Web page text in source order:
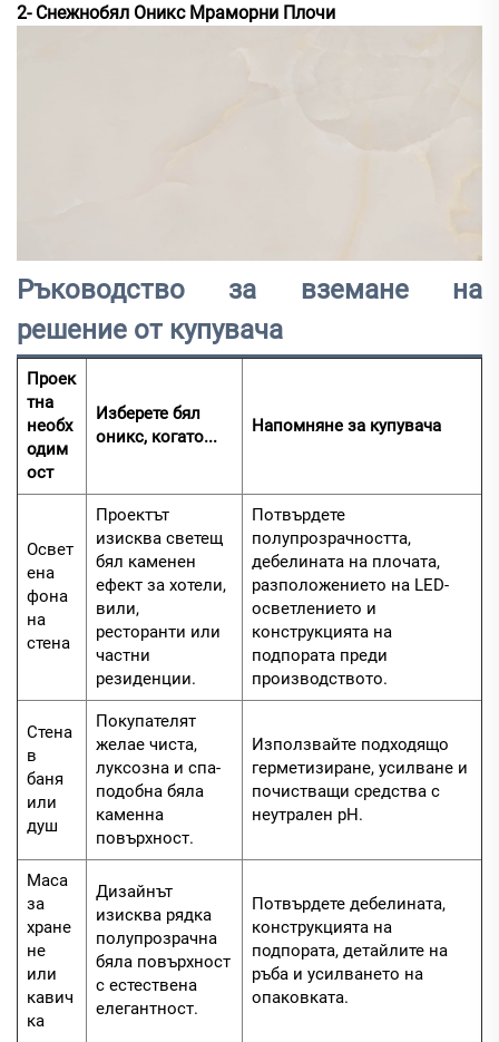
2- Снежнобял Оникс Мраморни Плочи
Ръководство за вземане на
решение от купувача
Проек
тна
необх
одим
ост
Изберете бял
оникс, когато...
Напомняне за купувача
Освет
ена
фона
на
стена
Проектът
изисква светещ
бял каменен
ефект за хотели,
вили,
ресторанти или
частни
резиденции.
Потвърдете
полупрозрачността,
дебелината на плочата,
разположението на LED-
осветлението и
конструкцията на
подпората преди
производството.
Стена
в
баня
или
душ
Покупателят
желае чиста,
луксозна и спа-
подобна бяла
каменна
повърхност.
Използвайте подходящо
герметизиране, усилване и
почистващи средства с
неутрален pH.
Маса
за
хране
не
или
кавич
ка
Дизайнът
изисква рядка
полупрозрачна
бяла повърхност
с естествена
елегантност.
Потвърдете дебелината,
конструкцията на
подпората, детайлите на
ръба и усилването на
опаковката.